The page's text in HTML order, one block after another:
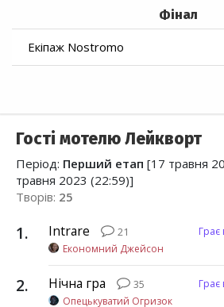
Фінал
Екіпаж Nostromo
Гості мотелю Лейкворт
Період: Перший етап [17 травня
травня 2023 (22:59)]
Творів: 25
1. Intrare 21
Грає
Економний Джейсон
2. Нічна гра 35
Грає
Опецькуватий Огризок